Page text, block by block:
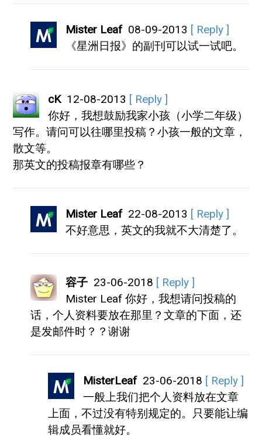
Mister Leaf 08-09-2013
[ Reply ]
《星洲日报》的副刊可以试一试吧。
cK 12-08-2013
[ Reply ]
你好，我想鼓励我家小孩（小学二年级）
写作。请问可以往哪里投稿？小孩一般的文章，
散文等。
那英文的投稿报章有哪些？
Mister Leaf 22-08-2013
[ Reply ]
不好意思，英文的我就不大清楚了。
容子 23-06-2018
[ Reply ]
Mister Leaf 你好，我想请问投稿的
话，个人资料要放在那里？文章的下面，还
是发邮件时？？谢谢
MisterLeaf 23-06-2018
[ Reply ]
一般上我们把个人资料放在文章
上面，不过没有特别规定的。只要能让编
辑成员看懂就好。